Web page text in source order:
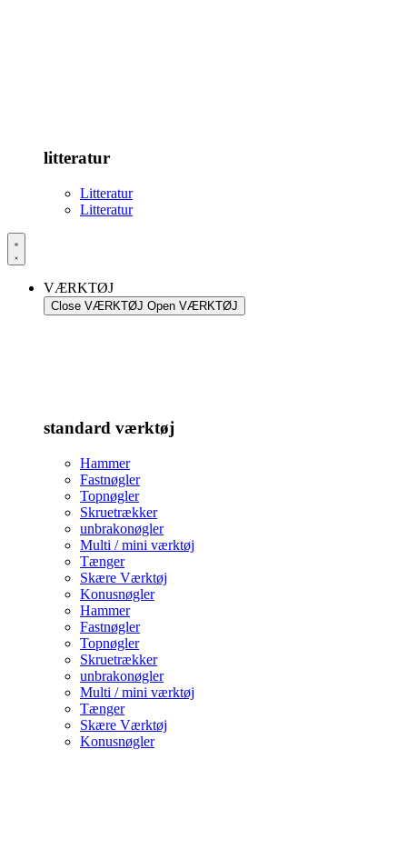
litteratur
Litteratur
Litteratur
VÆRKTØJ
Close VÆRKTØJ Open VÆRKTØJ
standard værktøj
Hammer
Fastnøgler
Topnøgler
Skruetrækker
unbrakonøgler
Multi / mini værktøj
Tænger
Skære Værktøj
Konusnøgler
Hammer
Fastnøgler
Topnøgler
Skruetrækker
unbrakonøgler
Multi / mini værktøj
Tænger
Skære Værktøj
Konusnøgler